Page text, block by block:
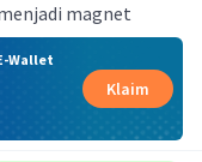
magnet
Wallet
Klaim